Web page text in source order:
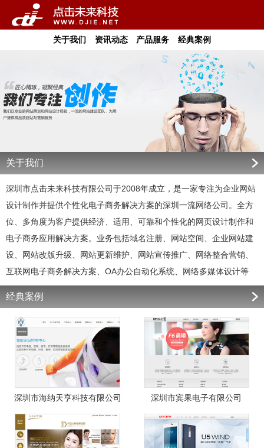
关于我们 资讯动态 产品服务 经典案例
关于我们
深圳市点击未来科技有限公司于2008年成立，是一家专注为企业网站
设计制作并提供个性化电子商务解决方案的深圳一流网络公司。全方
位、多角度为客户提供经济、适用、可靠和个性化的网页设计制作和
电子商务应用解决方案。业务包括域名注册、网站空间、企业网站建
设、网站改版升级、网站更新维护、网站宣传推广、网络整合营销、
互联网电子商务解决方案、OA办公自动化系统、网络多媒体设计等
经典案例
深圳市海纳天亨科技有限公司 深圳市宾果电子有限公司